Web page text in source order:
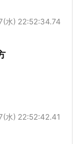
水) 22:52:34.74
水) 22:52:42.41